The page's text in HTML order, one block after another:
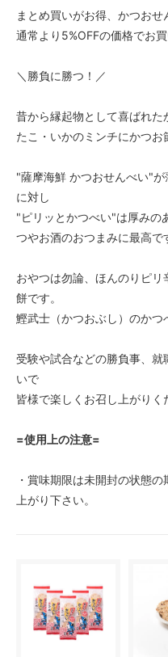
まとめ買いがお得、かつおせ
通常より5%OFFの価格でお買
＼勝負に勝つ！／
昔から縁起物として喜ばれた
たこ・いかのミンチにかつお
"薩摩海鮮 かつおせんべい"
に対し
"ピリッとかつべい"は厚みの
つやお酒のおつまみに最高で
おやつは勿論、ほんのりピ
餅です。
鰹武士（かつおぶし）のかつ
受験や試合などの勝負事、
いで
皆様で楽しくお召し上がりく
=使用上の注意=
・賞味期限は未開封の状態
上がり下さい。